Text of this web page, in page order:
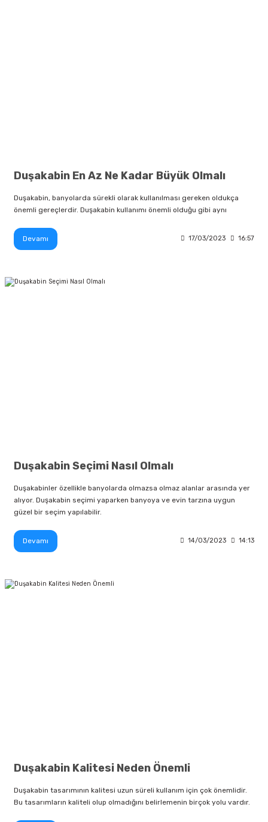
Duşakabin En Az Ne Kadar Büyük Olmalı
Duşakabin, banyolarda sürekli olarak kullanılması gereken oldukça
önemli gereçlerdir. Duşakabin kullanımı önemli olduğu gibi aynı
Devamı 17/03/2023 16:57
Duşakabin Seçimi Nasıl Olmalı
Duşakabinler özellikle banyolarda olmazsa olmaz alanlar arasında yer
alıyor. Duşakabin seçimi yaparken banyoya ve evin tarzına uygun
güzel bir seçim yapılabilir.
Devamı 14/03/2023 14:13
Duşakabin Kalitesi Neden Önemli
Duşakabin tasarımının kalitesi uzun süreli kullanım için çok önemlidir.
Bu tasarımların kaliteli olup olmadığını belirlemenin birçok yolu vardır.